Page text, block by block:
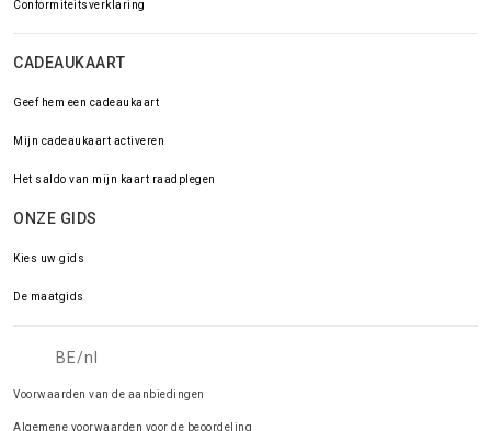
Conformiteitsverklaring
CADEAUKAART
Geef hem een cadeaukaart
Mijn cadeaukaart activeren
Het saldo van mijn kaart raadplegen
ONZE GIDS
Kies uw gids
De maatgids
BE/nl
Voorwaarden van de aanbiedingen
Algemene voorwaarden voor de beoordeling